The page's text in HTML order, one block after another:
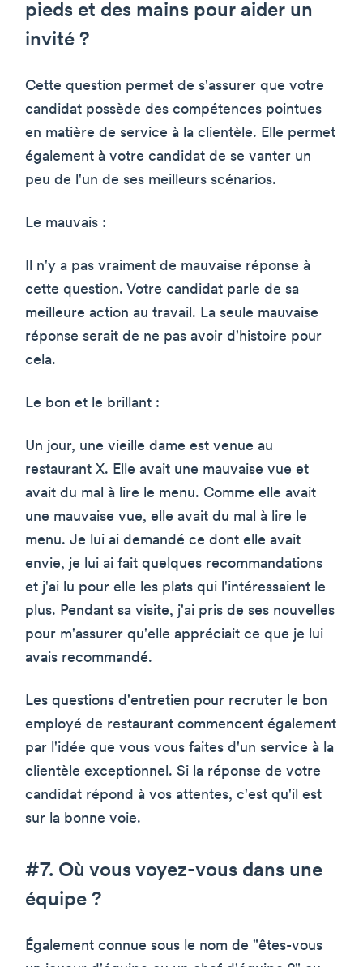
pieds et des mains pour aider un
invité ?
Cette question permet de s'assurer que votre
candidat possède des compétences pointues
en matière de service à la clientèle. Elle permet
également à votre candidat de se vanter un
peu de l'un de ses meilleurs scénarios.
Le mauvais :
Il n'y a pas vraiment de mauvaise réponse à
cette question. Votre candidat parle de sa
meilleure action au travail. La seule mauvaise
réponse serait de ne pas avoir d'histoire pour
cela.
Le bon et le brillant :
Un jour, une vieille dame est venue au
restaurant X. Elle avait une mauvaise vue et
avait du mal à lire le menu. Comme elle avait
une mauvaise vue, elle avait du mal à lire le
menu. Je lui ai demandé ce dont elle avait
envie, je lui ai fait quelques recommandations
et j'ai lu pour elle les plats qui l'intéressaient le
plus. Pendant sa visite, j'ai pris de ses nouvelles
pour m'assurer qu'elle appréciait ce que je lui
avais recommandé.
Les questions d'entretien pour recruter le bon
employé de restaurant commencent également
par l'idée que vous vous faites d'un service à la
clientèle exceptionnel. Si la réponse de votre
candidat répond à vos attentes, c'est qu'il est
sur la bonne voie.
#7. Où vous voyez-vous dans une
équipe ?
Également connue sous le nom de "êtes-vous